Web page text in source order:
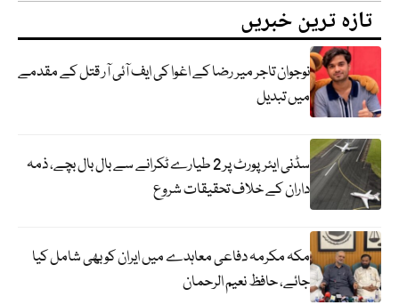
تازہ ترین خبریں
نوجوان تاجر میر رضا کے اغوا کی ایف آئی آر قتل کے مقدمے
میں تبدیل
سڈنی ایئرپورٹ پر 2 طیارے ٹکرانے سے بال بال بچے، ذمہ
داران کے خلاف تحقیقات شروع
مکہ مکرمہ دفاعی معاہدے میں ایران کو بھی شامل کیا
جائے، حافظ نعیم الرحمان